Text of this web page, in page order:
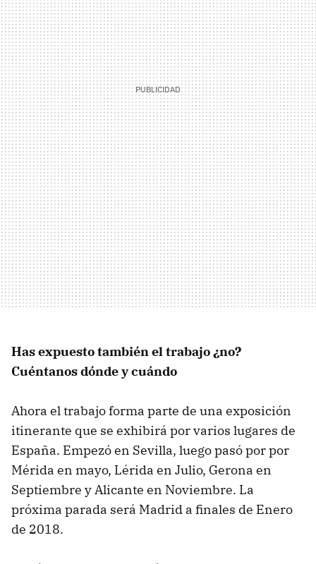
Has expuesto también el trabajo ¿no?
Cuéntanos dónde y cuándo
Ahora el trabajo forma parte de una exposición
itinerante que se exhibirá por varios lugares de
España. Empezó en Sevilla, luego pasó por por
Mérida en mayo, Lérida en Julio, Gerona en
Septiembre y Alicante en Noviembre. La
próxima parada será Madrid a finales de Enero
de 2018.